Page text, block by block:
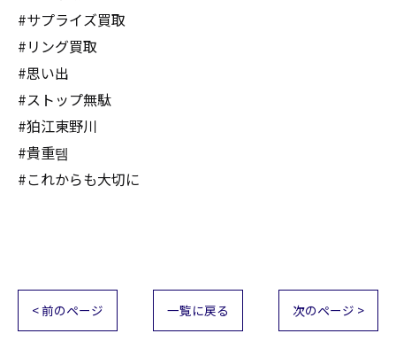
#サプライズ買取
#リング買取
#思い出
#ストップ無駄
#狛江東野川
#貴重템
#これからも大切に
< 前のページ 一覧に戻る 次のページ >